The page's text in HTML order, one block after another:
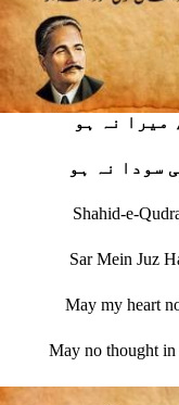
میرا نہ ہو
سودا نہ ہو
Shahid-e-
Sar Mein Juz
May my heart
May no thought in